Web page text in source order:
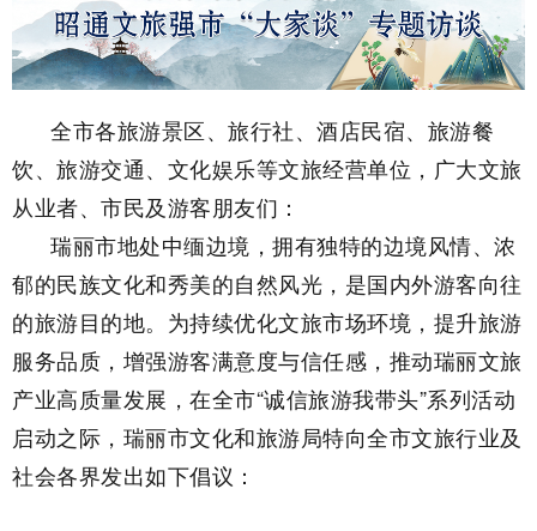
全市各旅游景区、旅行社、酒店民宿、旅游餐
饮、旅游交通、文化娱乐等文旅经营单位，广大文旅
从业者、市民及游客朋友们：
瑞丽市地处中缅边境，拥有独特的边境风情、浓
郁的民族文化和秀美的自然风光，是国内外游客向往
的旅游目的地。为持续优化文旅市场环境，提升旅游
服务品质，增强游客满意度与信任感，推动瑞丽文旅
产业高质量发展，在全市“诚信旅游我带头”系列活动
启动之际，瑞丽市文化和旅游局特向全市文旅行业及
社会各界发出如下倡议：